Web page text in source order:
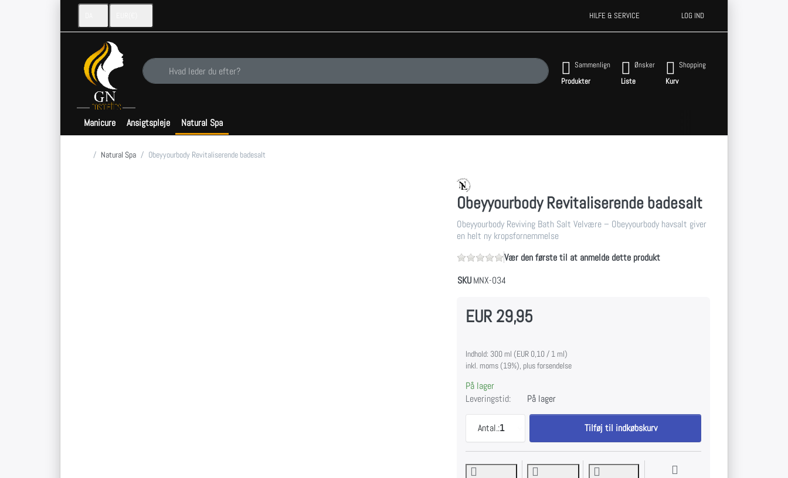
HILFE & SERVICE LOG IND
Indtast et søgeord. De første resultater vises automatisk, mens du skriver. Tryk på Enter-tasten for at få alle resultater frem.Sammenlign
Produkter
Ønsker
Liste
Shopping
Kurv
Manicure Ansigtspleje Natural Spa
Startside
Natural Spa Obeyyourbody Revitaliserende badesalt
Obeyyourbody Revitaliserende badesalt
Obeyyourbody Reviving Bath Salt Velvære – Obeyyourbody havsalt giver
en helt ny kropsfornemmelse
Vær den første til at anmelde dette produkt
SKUMNX-034
EUR 29,95
Indhold: 300 ml (EUR 0,10 / 1 ml)
inkl. moms (19%), plus forsendelse
På lager
Leveringstid:
På lager
Antal.:1
Obeyyourbody Revitaliserende badesalt til EUR 29,95, mængde 1.
Tilføj til indkøbskurv